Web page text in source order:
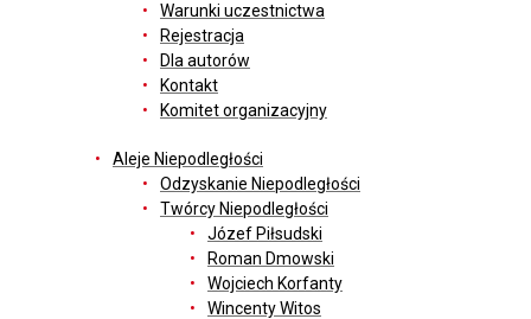
Warunki uczestnictwa
Rejestracja
Dla autorów
Kontakt
Komitet organizacyjny
Aleje Niepodległości
Odzyskanie Niepodległości
Twórcy Niepodległości
Józef Piłsudski
Roman Dmowski
Wojciech Korfanty
Wincenty Witos